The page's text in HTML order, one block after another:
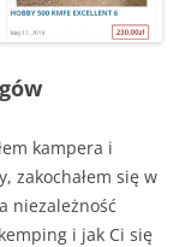
kampera i
zakochałem się w
niezależność
i jak Ci się